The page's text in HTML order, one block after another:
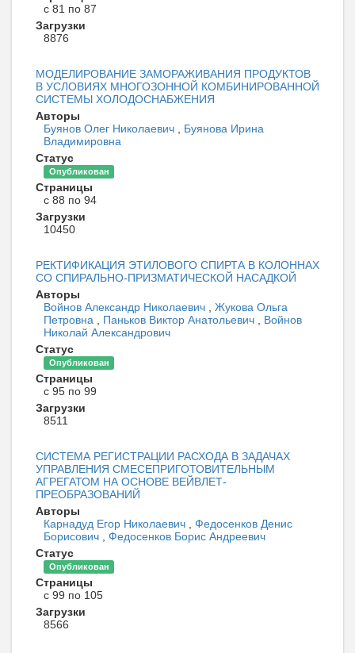
с 81 по 87
Загрузки
8876
МОДЕЛИРОВАНИЕ ЗАМОРАЖИВАНИЯ ПРОДУКТОВ
В УСЛОВИЯХ МНОГОЗОННОЙ КОМБИНИРОВАННОЙ
СИСТЕМЫ ХОЛОДОСНАБЖЕНИЯ
Авторы
Буянов Олег Николаевич
Буянова Ирина
Владимировна
Статус
Опубликован
Страницы
с 88 по 94
Загрузки
10450
РЕКТИФИКАЦИЯ ЭТИЛОВОГО СПИРТА В КОЛОННАХ
СО СПИРАЛЬНО-ПРИЗМАТИЧЕСКОЙ НАСАДКОЙ
Авторы
Войнов Александр Николаевич
Жукова Ольга
Петровна
Паньков Виктор Анатольевич
Войнов
Николай Александрович
Статус
Опубликован
Страницы
с 95 по 99
Загрузки
8511
СИСТЕМА РЕГИСТРАЦИИ РАСХОДА В ЗАДАЧАХ
УПРАВЛЕНИЯ СМЕСЕПРИГОТОВИТЕЛЬНЫМ
АГРЕГАТОМ НА ОСНОВЕ ВЕЙВЛЕТ-
ПРЕОБРАЗОВАНИЙ
Авторы
Карнадуд Егор Николаевич
Федосенков Денис
Борисович
Федосенков Борис Андреевич
Статус
Опубликован
Страницы
с 99 по 105
Загрузки
8566